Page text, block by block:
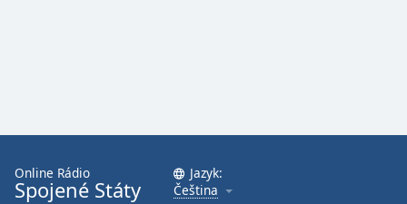
Online Rádio
Spojené Státy
Jazyk:
Čeština